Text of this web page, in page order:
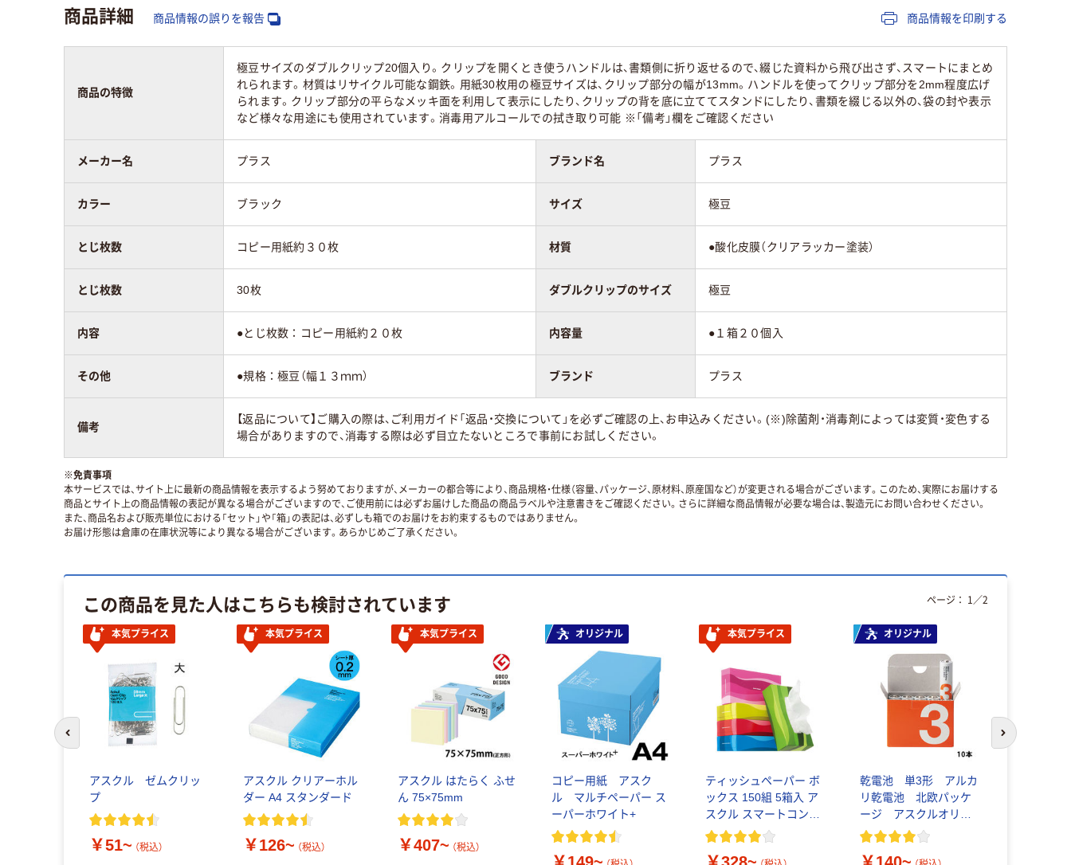
40 45
商品詳細 商品情報の誤りを報告 商品情報を印刷する
商品の特徴
極豆サイズのダブルクリップ20個入り。クリップを開くとき使うハンドルは、書類側に折り返せるので、綴じた資料から飛び出さず、スマートにまとめ
れられます。材質はリサイクル可能な鋼鉄。用紙30枚用の極豆サイズは、クリップ部分の幅が13mm。ハンドルを使ってクリップ部分を2mm程度広げ
られます。クリップ部分の平らなメッキ面を利用して表示にしたり、クリップの背を底に立ててスタンドにしたり、書類を綴じる以外の、袋の封や表示
など様々な用途にも使用されています。消毒用アルコールでの拭き取り可能 ※「備考」欄をご確認ください
メーカー名 プラス ブランド名 プラス
カラー ブラック サイズ 極豆
とじ枚数 コピー用紙約３０枚 材質 ●酸化皮膜（クリアラッカー塗装）
とじ枚数 30枚 ダブルクリップのサイズ 極豆
内容 ●とじ枚数：コピー用紙約２０枚 内容量 ●１箱２０個入
その他 ●規格：極豆（幅１３ｍｍ） ブランド プラス
備考
【返品について】ご購入の際は、ご利用ガイド「返品・交換について」を必ずご確認の上、お申込みください。(※)除菌剤・消毒剤によっては変質・変色する
場合がありますので、消毒する際は必ず目立たないところで事前にお試しください。
※免責事項
本サービスでは、サイト上に最新の商品情報を表示するよう努めておりますが、メーカーの都合等により、商品規格・仕様（容量、パッケージ、原材料、原産国など）が変更される場合がございます。このため、実際にお届けする
商品とサイト上の商品情報の表記が異なる場合がございますので、ご使用前には必ずお届けした商品の商品ラベルや注意書きをご確認ください。さらに詳細な商品情報が必要な場合は、製造元にお問い合わせください。
また、商品名および販売単位における「セット」や「箱」の表記は、必ずしも箱でのお届けをお約束するものではありません。
お届け形態は倉庫の在庫状況等により異なる場合がございます。あらかじめご了承ください。
この商品を見た人はこちらも検討されています
本気プライス
アスクル ゼムクリッ
プ
￥51~ （税込）
本気プライス
アスクル クリアーホル
ダー A4 スタンダード
￥126~ （税込）
本気プライス
アスクル はたらく ふせ
ん 75×75mm
￥407~ （税込）
オリジナル
コピー用紙 アスク
ル マルチペーパー ス
ーパーホワイト+
￥149~
本気プライス
ティッシュペーパー ボ
ックス 150組 5箱入 ア
スクル スマートコンパ
クト ビビッド PEFC認
￥328~
オリジナル
乾電池 単3形 アルカ
リ乾電池 北欧パッケ
ージ アスクルオリジ
ナル
￥140~
ページ： 1 ／2
前のスライドへ 次のスライド